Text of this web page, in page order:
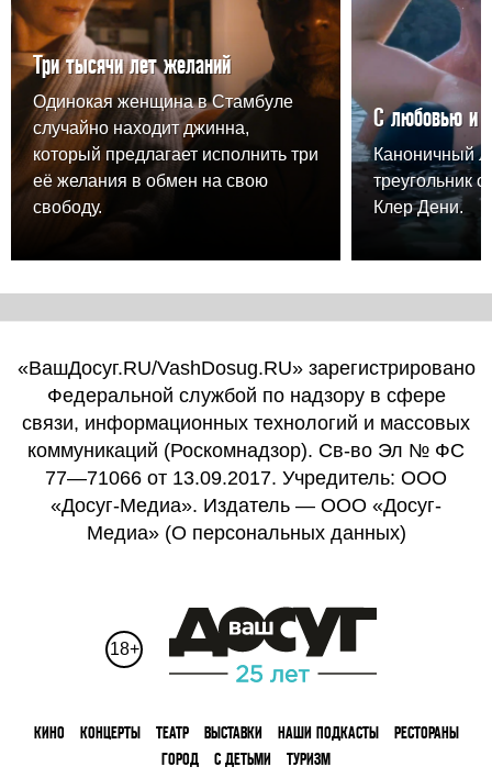
Три тысячи лет желаний
Одинокая женщина в Стамбуле
случайно находит джинна,
который предлагает исполнить три
её желания в обмен на свою
свободу.
С любовью и
Каноничный
треугольник
Клер Дени.
«ВашДосуг.RU/VashDosug.RU» зарегистрировано
Федеральной службой по надзору в сфере
связи, информационных технологий и массовых
коммуникаций (Роскомнадзор). Св-во Эл № ФС
77—71066 от 13.09.2017. Учредитель: ООО
«Досуг-Медиа». Издатель — ООО «Досуг-
Медиа» (О персональных данных)
18+
КИНО КОНЦЕРТЫ ТЕАТР ВЫСТАВКИ НАШИ ПОДКАСТЫ
РЕСТОРАНЫ
ГОРОД
С ДЕТЬМИ ТУРИЗМ